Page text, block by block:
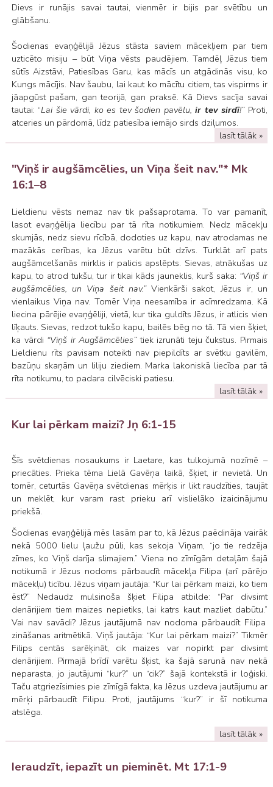
Dievs ir runājis savai tautai, vienmēr ir bijis par svētību un
glābšanu.
Šodienas evaņģēlijā Jēzus stāsta saviem mācekļiem par tiem
uzticēto misiju – būt Viņa vēsts paudējiem. Tamdēļ Jēzus tiem
sūtīs Aizstāvi, Patiesības Garu, kas mācīs un atgādinās visu, ko
Kungs mācījis. Nav šaubu, lai kaut ko mācītu citiem, tas vispirms ir
jāapgūst pašam, gan teorijā, gan praksē. Kā Dievs sacīja savai
tautai: “Lai šie vārdi, ko es tev šodien pavēlu,ir tev sirdī!” Proti,
atceries un pārdomā, līdz patiesība iemājo sirds dziļumos.
lasīt tālāk »
"Viņš ir augšāmcēlies, un Viņa šeit nav."* Mk
16:1–8
Lieldienu vēsts nemaz nav tik pašsaprotama. To var pamanīt,
lasot evaņģēlija liecību par tā rīta notikumiem. Nedz mācekļu
skumjās, nedz sievu rīcībā, dodoties uz kapu, nav atrodamas ne
mazākās cerības, ka Jēzus varētu būt dzīvs. Turklāt arī pats
augšāmcelšanās mirklis ir palicis apslēpts. Sievas, atnākušas uz
kapu, to atrod tukšu, tur ir tikai kāds jauneklis, kurš saka: “Viņš ir
augšāmcēlies, un Viņa šeit nav.”Vienkārši sakot, Jēzus ir, un
vienlaikus Viņa nav. Tomēr Viņa neesamība ir acīmredzama. Kā
liecina pārējie evaņģēliji, vietā, kur tika guldīts Jēzus, ir atlicis vien
līķauts. Sievas, redzot tukšo kapu, bailēs bēg no tā. Tā vien šķiet,
ka vārdi “Viņš ir Augšāmcēlies”tiek izrunāti teju čukstus. Pirmais
Lieldienu rīts pavisam noteikti nav piepildīts ar svētku gavilēm,
bazūņu skaņām un liliju ziediem. Marka lakoniskā liecība par tā
rīta notikumu, to padara cilvēciski patiesu.
lasīt tālāk »
Kur lai pērkam maizi? Jņ 6:1-15
Šīs svētdienas nosaukums ir Laetare, kas tulkojumā nozīmē –
priecāties. Prieka tēma Lielā Gavēņa laikā, šķiet, ir nevietā. Un
tomēr, ceturtās Gavēņa svētdienas mērķis ir likt raudzīties, taujāt
un meklēt, kur varam rast prieku arī vislielāko izaicinājumu
priekšā.
Šodienas evaņģēlijā mēs lasām par to, kā Jēzus paēdināja vairāk
nekā 5000 lielu ļaužu pūli, kas sekoja Viņam, “jo tie redzēja
zīmes, ko Viņš darīja slimajiem.” Viena no zīmīgām detaļām šajā
notikumā ir Jēzus nodoms pārbaudīt mācekļa Filipa (arī pārējo
mācekļu) ticību. Jēzus viņam jautāja: “Kur lai pērkam maizi, ko tiem
ēst?” Nedaudz mulsinoša šķiet Filipa atbilde: “Par divsimt
denārijiem tiem maizes nepietiks, lai katrs kaut mazliet dabūtu.”
Vai nav savādi? Jēzus jautājumā nav nodoma pārbaudīt Filipa
zināšanas aritmētikā. Viņš jautāja: “Kur lai pērkam maizi?” Tikmēr
Filips centās sarēķināt, cik maizes var nopirkt par divsimt
denārijiem. Pirmajā brīdī varētu šķist, ka šajā sarunā nav nekā
neparasta, jo jautājumi “kur?” un “cik?” šajā kontekstā ir loģiski.
Taču atgriezīsimies pie zīmīgā fakta, ka Jēzus uzdeva jautājumu ar
mērķi pārbaudīt Filipu. Proti, jautājums “kur?” ir šī notikuma
atslēga.
lasīt tālāk »
Ieraudzīt, iepazīt un pieminēt. Mt 17:1-9